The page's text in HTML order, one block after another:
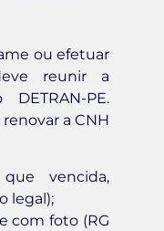
ou efetuar
reunir a
PE.
a CNH
vencida,
legal);
com foto (RG